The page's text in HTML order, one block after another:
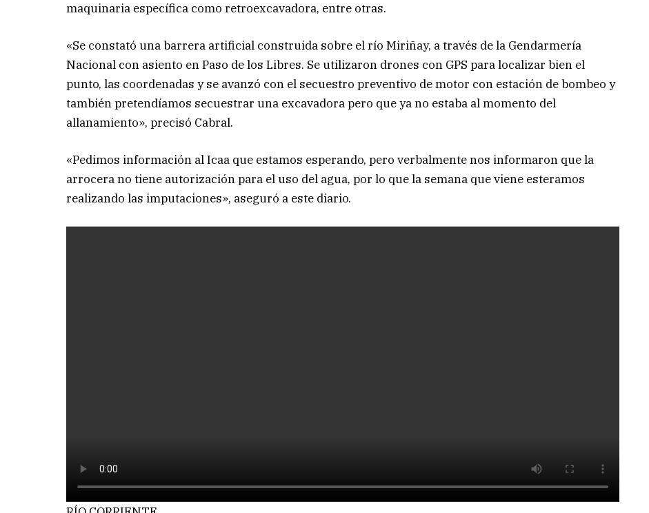
maquinaria específica como retroexcavadora, entre otras.
«Se constató una barrera artificial construida sobre el río Miriñay, a través de la Gendarmería
Nacional con asiento en Paso de los Libres. Se utilizaron drones con GPS para localizar bien el
punto, las coordenadas y se avanzó con el secuestro preventivo de motor con estación de bombeo y
también pretendíamos secuestrar una excavadora pero que ya no estaba al momento del
allanamiento», precisó Cabral.
«Pedimos información al Icaa que estamos esperando, pero verbalmente nos informaron que la
arrocera no tiene autorización para el uso del agua, por lo que la semana que viene esteramos
realizando las imputaciones», aseguró a este diario.